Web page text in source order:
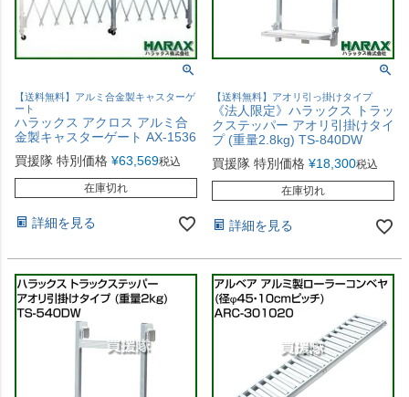
【送料無料】アルミ合金製キャスターゲ
ート
ハラックス アクロス アルミ合
金製キャスターゲート AX-1536
買援隊 特別価格 ¥63,569税込
在庫切れ
詳細を見る
【送料無料】アオリ引っ掛けタイプ
《法人限定》ハラックス トラッ
クステッパー アオリ引掛けタイ
プ (重量2.8kg) TS-840DW
買援隊 特別価格 ¥18,300税込
在庫切れ
詳細を見る